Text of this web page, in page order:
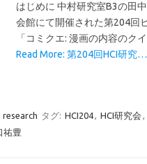
はじめに 中村研究室B3の田
会館にて開催された第204回
「コミクエ: 漫画の内容の
Read More: 第204回HCI研究
research タグ: HCI204, HCI研究会 ,
祐豊